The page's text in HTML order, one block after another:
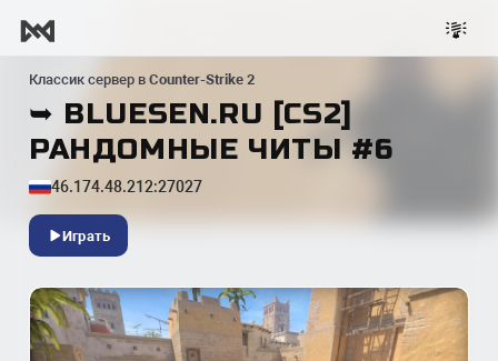
Классик сервер в Counter-Strike 2
➥ BLUESEN.RU [CS2]
РАНДОМНЫЕ ЧИТЫ #6
46.174.48.212:27027
Играть